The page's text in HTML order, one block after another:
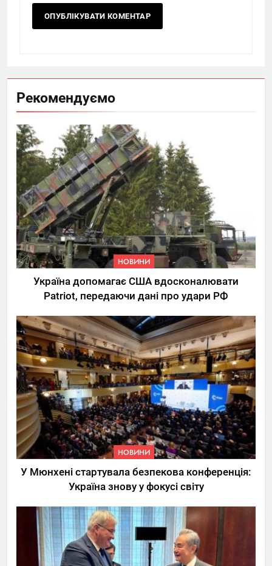
Рекомендуємо
НОВИНИ
Україна допомагає США вдосконалювати
Patriot, передаючи дані про удари РФ
НОВИНИ
У Мюнхені стартувала безпекова конференція:
Україна знову у фокусі світу
5